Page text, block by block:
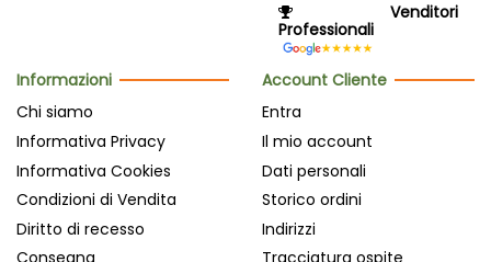
Venditori
Professionali
Informazioni
Chi siamo
Informativa Privacy
Informativa Cookies
Condizioni di Vendita
Diritto di recesso
Account Cliente
Entra
Il mio account
Dati personali
Storico ordini
Indirizzi